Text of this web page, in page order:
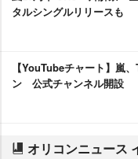
タルシングルリリースも
【YouTubeチャート】嵐
ン 公式チャンネル開設
オリコンニュース